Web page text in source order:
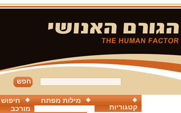
חיפוש
מורכב
מילות מפתח
קטגוריות